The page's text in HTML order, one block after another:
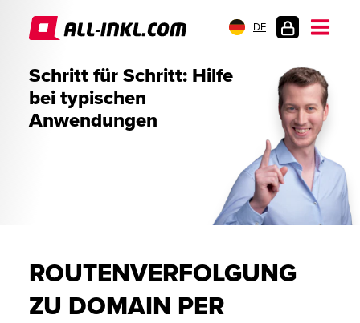
DE
Schritt für Schritt: Hilfe
bei typischen
Anwendungen
ROUTENVERFOLGUNG
ZU DOMAIN PER